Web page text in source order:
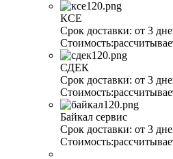
КСЕ
Срок доставки: от 3
Стоимость:
СДЕК
Срок доставки: от 3
Стоимость:
Байкал сервис
Срок доставки: от 3
Стоимость: